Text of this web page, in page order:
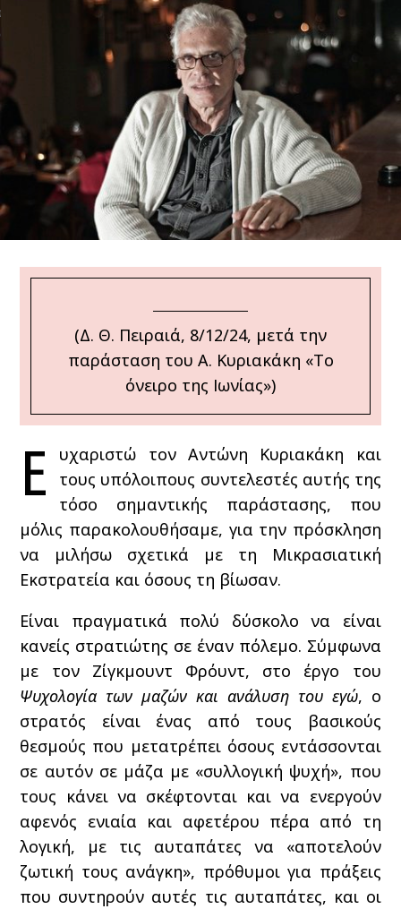
(Δ. Θ. Πειραιά, 8/12/24, μετά την
παράσταση του Α. Κυριακάκη «Το
όνειρο της Ιωνίας»)
Ε
υχαριστώ τον Αντώνη Κυριακάκη και
τους υπόλοιπους συντελεστές αυτής της
τόσο σημαντικής παράστασης, που
μόλις παρακολουθήσαμε, για την πρόσκληση
να μιλήσω σχετικά με τη Μικρασιατική
Εκστρατεία και όσους τη βίωσαν.
Είναι πραγματικά πολύ δύσκολο να είναι
κανείς στρατιώτης σε έναν πόλεμο. Σύμφωνα
με τον Ζίγκμουντ Φρόυντ, στο έργο του
Ψυχολογία των μαζών και ανάλυση του εγώ, ο
στρατός είναι ένας από τους βασικούς
θεσμούς που μετατρέπει όσους εντάσσονται
σε αυτόν σε μάζα με «συλλογική ψυχή», που
τους κάνει να σκέφτονται και να ενεργούν
αφενός ενιαία και αφετέρου πέρα από τη
λογική, με τις αυταπάτες να «αποτελούν
ζωτική τους ανάγκη», πρόθυμοι για πράξεις
που συντηρούν αυτές τις αυταπάτες, και οι